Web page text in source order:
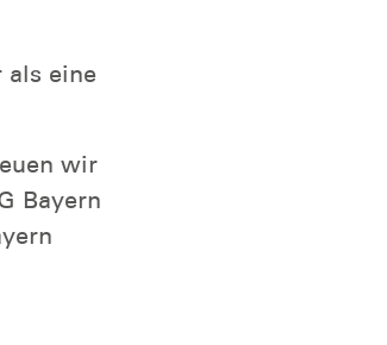
hilft
als eine
wir
Bayern